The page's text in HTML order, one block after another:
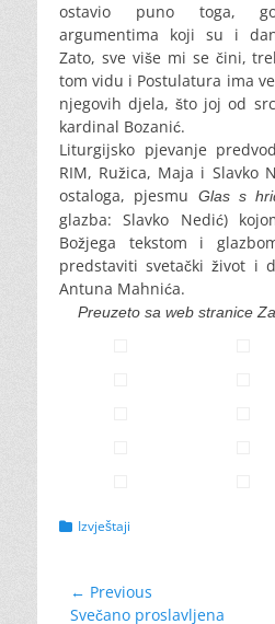
ostavio puno toga,
argumentima koji su i
Zato, sve više mi se čini,
tom vidu i Postulatura ima
njegovih djela, što joj od
kardinal Bozanić.
Liturgijsko pjevanje
RIM, Ružica, Maja i Slavko
ostaloga, pjesmu
Glas s hri
glazba: Slavko Nedić)
Božjega tekstom i
predstaviti svetački život i
Antuna Mahnića.
Preuzeto sa web stranice
Categories
Izvještaji
Navigacija
← Previous
Previous
Svečano proslavljena